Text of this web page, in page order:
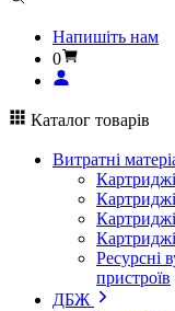
Напишіть нам
0
Каталог товарів
Витратні
Ресурсні
пристроїв
ДБЖ